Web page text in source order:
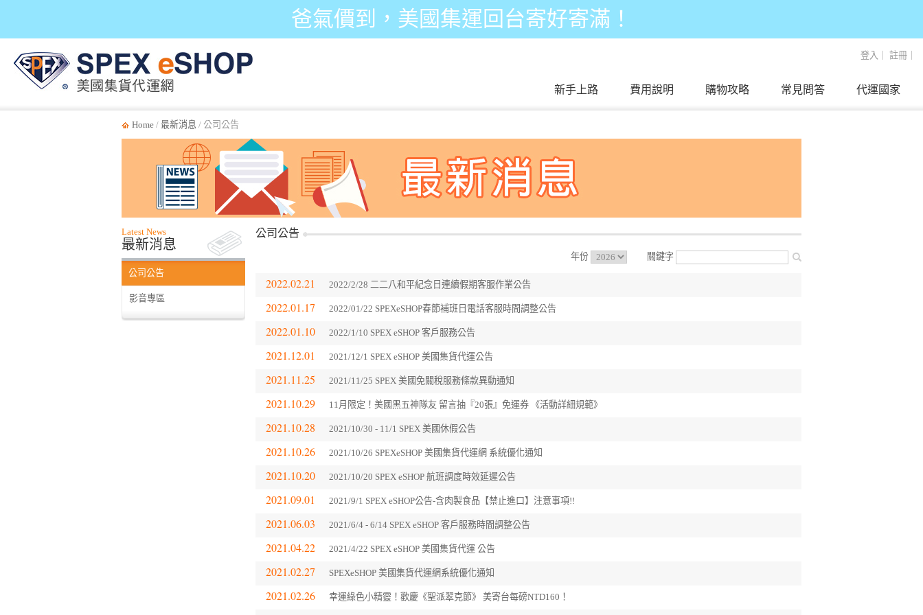
爸氣價到，美國集運回台寄好寄滿！
登入 註冊
代運國家
常見問答
購物攻略
費用說明
新手上路
Home / 最新消息 / 公司公告
Latest News
最新消息
公司公告
影音專區
公司公告
年份 關鍵字
2022.02.21 2022/2/28 二二八和平紀念日連續假期客服作業公告
2022.01.17 2022/01/22 SPEXeSHOP春節補班日電話客服時間調整公告
2022.01.10 2022/1/10 SPEX eSHOP 客戶服務公告
2021.12.01 2021/12/1 SPEX eSHOP 美國集貨代運公告
2021.11.25 2021/11/25 SPEX 美國免關稅服務條款異動通知
2021.10.29 11月限定！美國黑五神隊友 留言抽『20張』免運券 《活動詳細規範》
2021.10.28 2021/10/30 - 11/1 SPEX 美國休假公告
2021.10.26 2021/10/26 SPEXeSHOP 美國集貨代運網 系統優化通知
2021.10.20 2021/10/20 SPEX eSHOP 航班調度時效延遲公告
2021.09.01 2021/9/1 SPEX eSHOP公告-含肉製食品【禁止進口】注意事項!!
2021.06.03 2021/6/4 - 6/14 SPEX eSHOP 客戶服務時間調整公告
2021.04.22 2021/4/22 SPEX eSHOP 美國集貨代運 公告
2021.02.27 SPEXeSHOP 美國集貨代運網系統優化通知
2021.02.26 幸運綠色小精靈！歡慶《聖派翠克節》 美寄台每磅NTD160！